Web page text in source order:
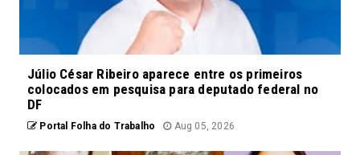
Júlio César Ribeiro aparece entre os primeiros
colocados em pesquisa para deputado federal no
DF
Portal Folha do Trabalho Aug 05, 2026